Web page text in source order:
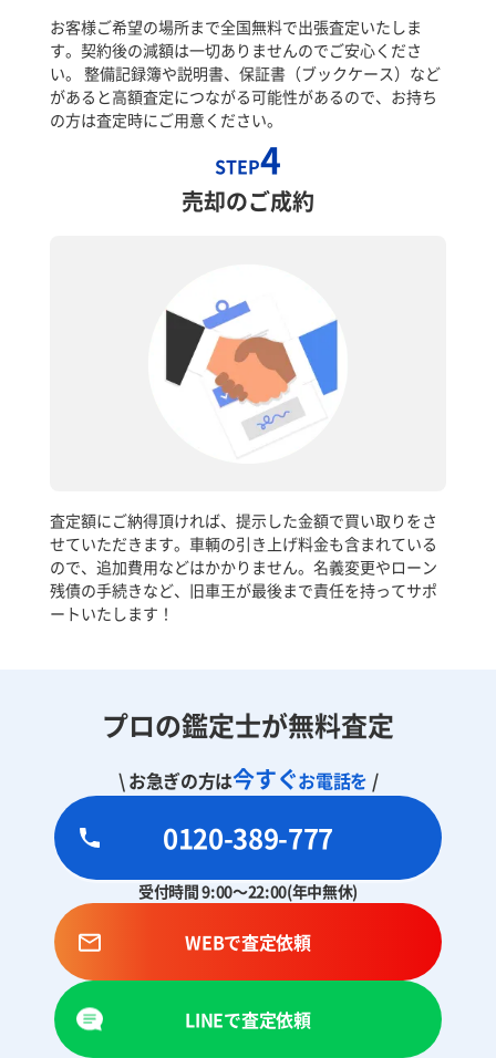
お客様ご希望の場所まで全国無料で出張査定いたしま
す。契約後の減額は一切ありませんのでご安心くださ
い。 整備記録簿や説明書、保証書（ブックケース）など
があると高額査定につながる可能性があるので、お持ち
の方は査定時にご用意ください。
STEP4
売却のご成約
査定額にご納得頂ければ、提示した金額で買い取りをさ
せていただきます。車輌の引き上げ料金も含まれている
ので、追加費用などはかかりません。名義変更やローン
残債の手続きなど、旧車王が最後まで責任を持ってサポ
ートいたします！
プロの鑑定士が無料査定
\ お急ぎの方は今すぐお電話を /
0120-389-777
受付時間 9:00～22:00(年中無休)
WEBで査定依頼
LINEで査定依頼